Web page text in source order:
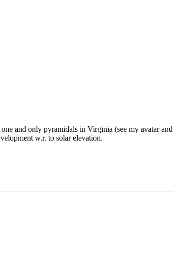
and only pyramidals in Virginia (see my avatar and
w.r. to solar elevation.